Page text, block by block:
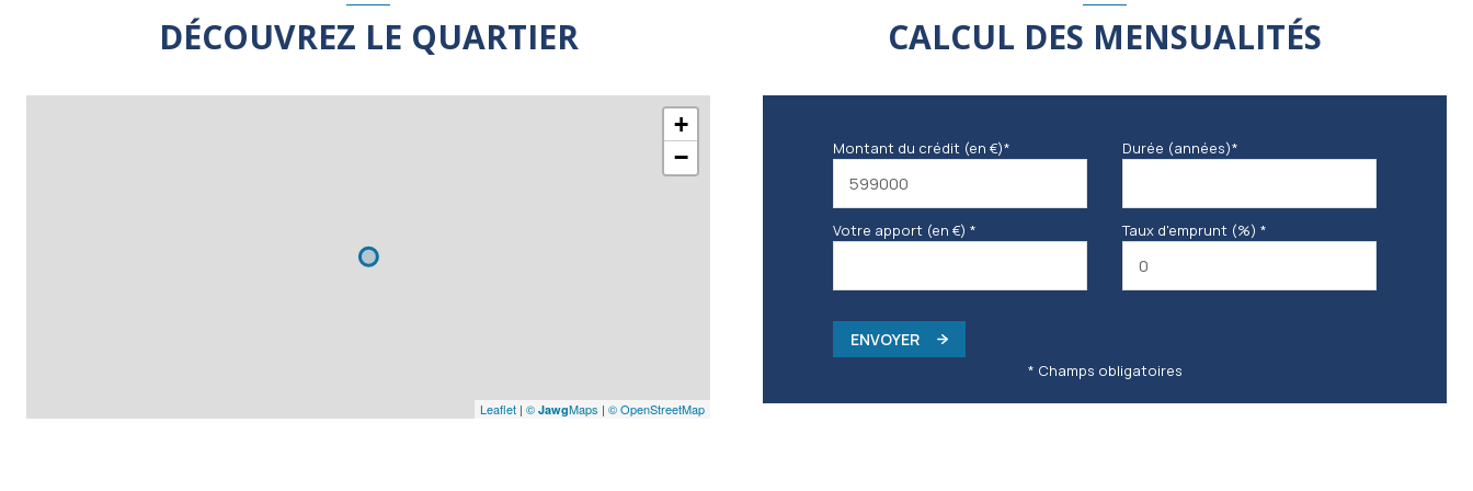
DÉCOUVREZ LE QUARTIER
+
−
Leaflet | © JawgMaps | © OpenStreetMap
CALCUL DES MENSUALITÉS
Montant du crédit (en €)* Durée (années)*
Votre apport (en €) * Taux d'emprunt (%) *
ENVOYER
* Champs obligatoires